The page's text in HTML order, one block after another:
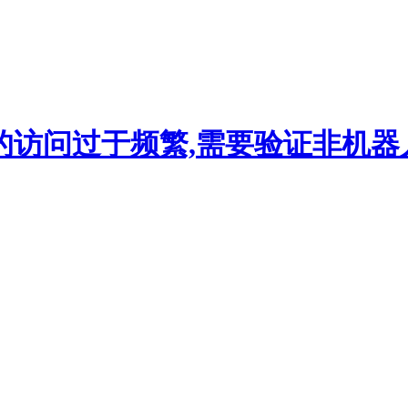
访问过于频繁,需要验证非机器